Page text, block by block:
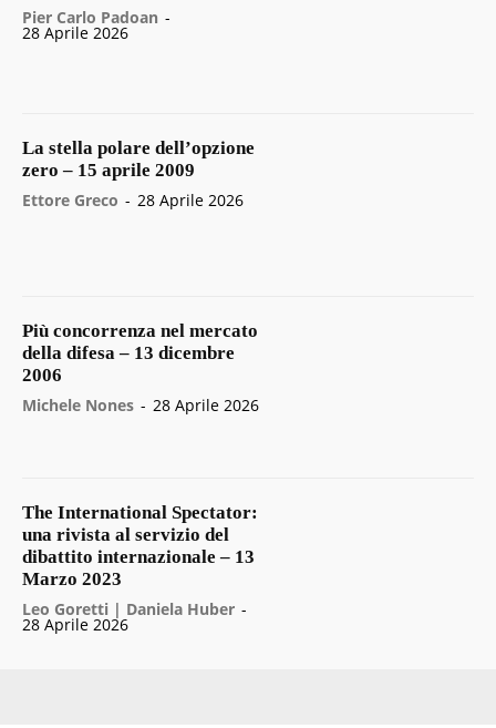
Pier Carlo Padoan -
28 Aprile 2026
La stella polare dell’opzione
zero – 15 aprile 2009
Ettore Greco - 28 Aprile 2026
Più concorrenza nel mercato
della difesa – 13 dicembre
2006
Michele Nones - 28 Aprile 2026
The International Spectator:
una rivista al servizio del
dibattito internazionale – 13
Marzo 2023
Leo Goretti | Daniela Huber -
28 Aprile 2026